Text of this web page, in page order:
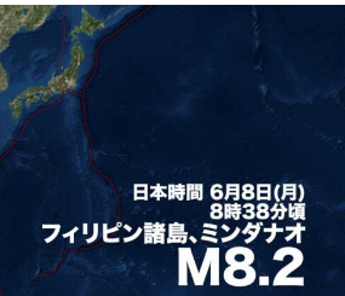
ッパ中
ター 気象庁 8月31日
5:20 8月1日に南鳥島
勢力へ 台風13号は、今
が29度以上の海域を西進
、猛烈な勢力になる見込
ノコ
た。
冬眠
まし
たコ
リー